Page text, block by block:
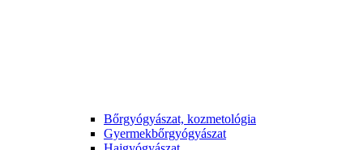
Bőrgyógyászat, kozmetológia
Gyermek­bőrgyógyászat